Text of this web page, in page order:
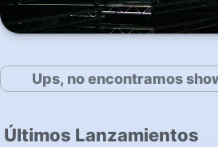
Ups, no encontramos
Últimos Lanzamientos